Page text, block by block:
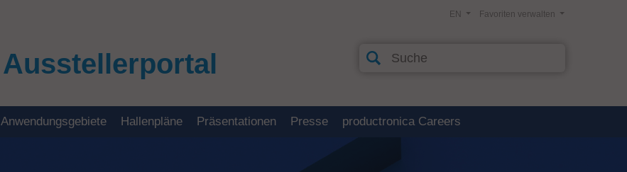
Ausstellerportal
Favoriten verwalten
EN
Anwendungsgebiete Hallenpläne Präsentationen Presse productronica Careers